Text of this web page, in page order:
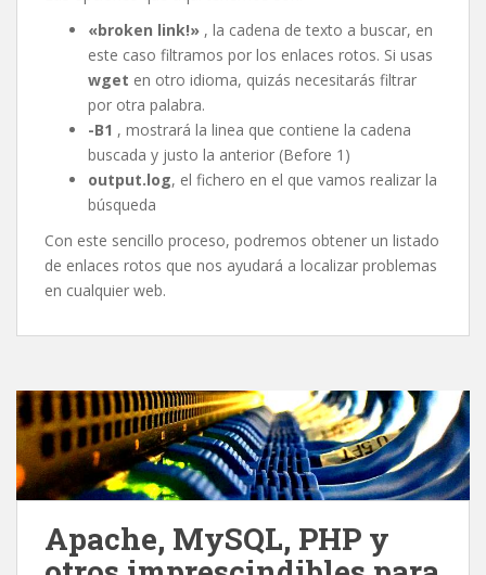
«broken link!» , la cadena de texto a buscar, en
este caso filtramos por los enlaces rotos. Si usas
wget en otro idioma, quizás necesitarás filtrar
por otra palabra.
-B1 , mostrará la linea que contiene la cadena
buscada y justo la anterior (Before 1)
output.log, el fichero en el que vamos realizar la
búsqueda
Con este sencillo proceso, podremos obtener un listado
de enlaces rotos que nos ayudará a localizar problemas
en cualquier web.
Apache, MySQL, PHP y